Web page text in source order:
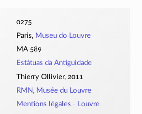
0275
Paris, Museu do Louvre
MA 589
Estátuas da Antiguidade
Thierry Ollivier, 2011
RMN, Musée du Louvre
Mentions légales - Louvre